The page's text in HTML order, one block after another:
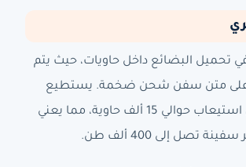
تحميل البضائع داخل حاويات، حيث يتم
على متن سفن شحن ضخمة. يستطيع
هذا النوع من السفن استيعاب حوالي 15 ألف حاوية، مما يعني
تصل إلى 400 ألف طن.